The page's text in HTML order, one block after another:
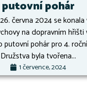
putovní pohár
června 2024 se
na dopravním hřišti
putovní pohár pro 4.
Družstva byla tvořena...
1 července, 2024